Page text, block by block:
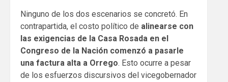
Ninguno de los dos escenarios se concretó. En
contrapartida, el costo político de alinearse con
las exigencias de la Casa Rosada en el
Congreso de la Nación comenzó a pasarle
una factura alta a Orrego. Esto ocurre a pesar
de los esfuerzos discursivos del vicegobernador